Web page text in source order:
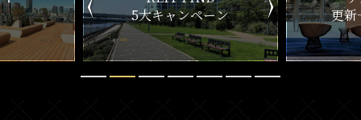
ン
更新一覧チェック